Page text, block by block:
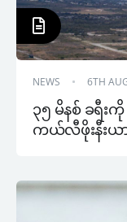
NEWS 6TH
၃၅ မိနစ် ခရီး
ကယ်လီဖိုးနီးယ